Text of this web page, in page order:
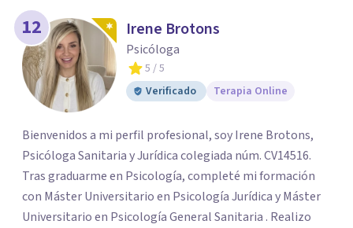
12 Irene Brotons
Psicóloga
5 / 5
Verificado
Terapia Online
Bienvenidos a mi perfil profesional, soy Irene Brotons,
Psicóloga Sanitaria y Jurídica colegiada núm. CV14516.
Tras graduarme en Psicología, completé mi formación
con Máster Universitario en Psicología Jurídica y Máster
Universitario en Psicología General Sanitaria . Realizo